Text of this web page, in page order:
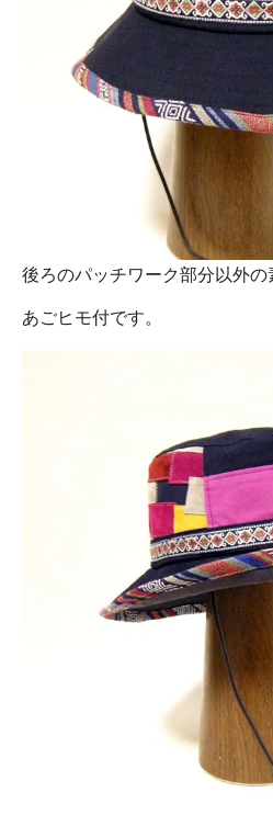
後ろのパッチワーク部分以外
あごヒモ付です。